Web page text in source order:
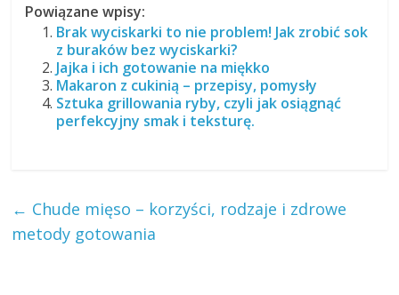
Powiązane wpisy:
Brak wyciskarki to nie problem! Jak zrobić sok
z buraków bez wyciskarki?
Jajka i ich gotowanie na miękko
Makaron z cukinią – przepisy, pomysły
Sztuka grillowania ryby, czyli jak osiągnąć
perfekcyjny smak i teksturę.
← Chude mięso – korzyści, rodzaje i zdrowe
metody gotowania